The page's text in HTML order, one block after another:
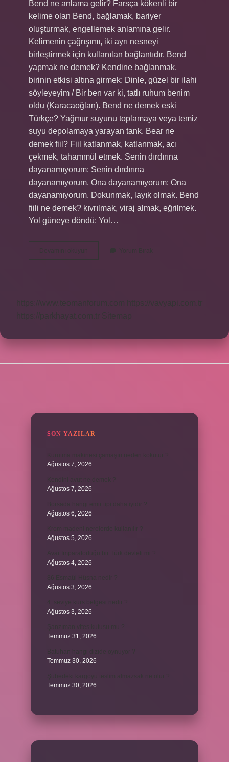
Bend ne anlama gelir? Farsça kökenli bir
kelime olan Bend, bağlamak, bariyer
oluşturmak, engellemek anlamına gelir.
Kelimenin çağrışımı, iki ayrı nesneyi
birleştirmek için kullanılan bağlantıdır. Bend
yapmak ne demek? Kendine bağlanmak,
birinin etkisi altına girmek: Dinle, güzel bir ilahi
söyleyeyim / Bir ben var ki, tatlı ruhum benim
oldu (Karacaoğlan). Bend ne demek eski
Türkçe? Yağmur suyunu toplamaya veya temiz
suyu depolamaya yarayan tank. Bear ne
demek fiil? Fiil katlanmak, katlanmak, acı
çekmek, tahammül etmek. Senin dırdırına
dayanamıyorum: Senin dırdırına
dayanamıyorum. Ona dayanamıyorum: Ona
dayanamıyorum. Dokunmak, layık olmak. Bend
fiili ne demek? kıvrılmak, viraj almak, eğrilmek.
Yol güneye döndü: Yol…
Devamını okuyun
Ne
Yorum Bırak
https://www.teomanforum.com
https://vavyapi.com.tr
https://parkhayat.com.tr
Sitemap
SON YAZILAR
Ağustos 7, 2026
Ağustos 7, 2026
Ağustos 6, 2026
Ağustos 5, 2026
Ağustos 4, 2026
Ağustos 3, 2026
Ağustos 3, 2026
Temmuz 31, 2026
Temmuz 30, 2026
Temmuz 30, 2026